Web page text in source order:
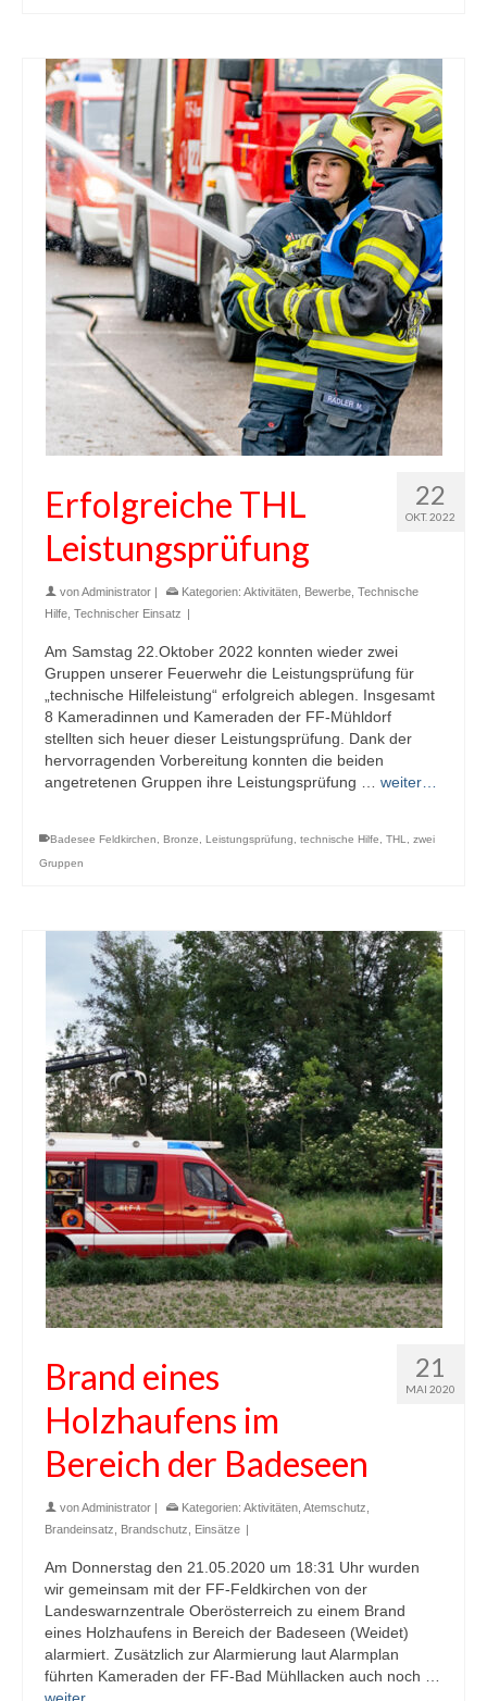
22
OKT. 2022
Erfolgreiche THL
Leistungsprüfung
vonAdministrator | Kategorien: Aktivitäten Bewerbe Technische
Hilfe Technischer Einsatz |
Am Samstag 22.Oktober 2022 konnten wieder zwei
Gruppen unserer Feuerwehr die Leistungsprüfung für
„technische Hilfeleistung“ erfolgreich ablegen. Insgesamt
8 Kameradinnen und Kameraden der FF-Mühldorf
stellten sich heuer dieser Leistungsprüfung. Dank der
hervorragenden Vorbereitung konnten die beiden
angetretenen Gruppen ihre Leistungsprüfung … weiter…
Badesee Feldkirchen Bronze Leistungsprüfung technische Hilfe THL
zwei
Gruppen
21
MAI 2020
Brand eines
Holzhaufens im
Bereich der Badeseen
vonAdministrator | Kategorien: Aktivitäten Atemschutz
Brandeinsatz
Brandschutz Einsätze |
Am Donnerstag den 21.05.2020 um 18:31 Uhr wurden
wir gemeinsam mit der FF-Feldkirchen von der
Landeswarnzentrale Oberösterreich zu einem Brand
eines Holzhaufens in Bereich der Badeseen (Weidet)
alarmiert. Zusätzlich zur Alarmierung laut Alarmplan
führten Kameraden der FF-Bad Mühllacken auch noch …
weiter…